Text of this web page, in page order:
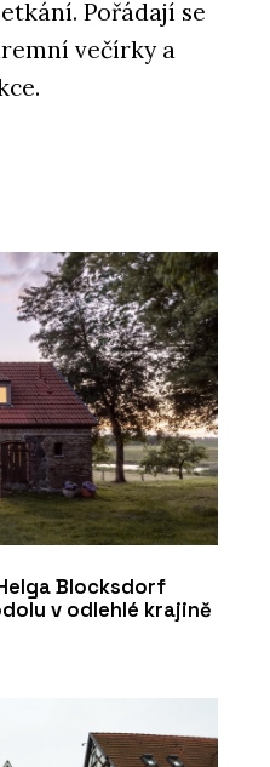
Pořádají se
večírky a
Blocksdorf
v odlehlé krajině